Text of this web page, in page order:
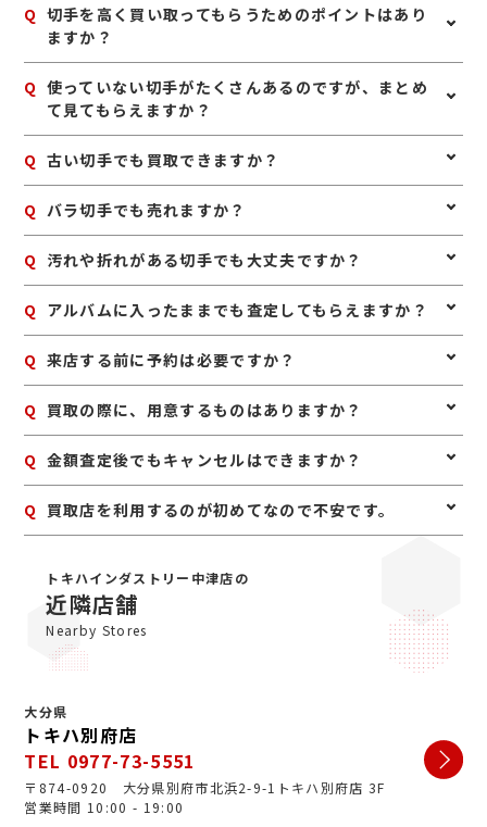
A JR日豊本線東中津駅から車で約6分でトキハインダスト
リー中津店に到着です。正面入り口から入るとすぐ左手
側の区画にあり、隣は美容室のIWASAKIさんです。バス
車ください。徒歩3分で店舗に着きます。 当店は金・プ
ラチナ製品やダイヤモンド等のジュエリーの他、ブラン
せ。
Q 切手を高く買い取ってもらうためのポイントはあり
ますか？
A 切手は、できるだけきれいな状態で保管されていること
が大切です。シートのまま残っているものは評価しやす
い場合があり、バラ切手もまとめてお持ちいただくこと
無理に外さず、そのままお持ち込みいただくのがおすす
めです。
Q 使っていない切手がたくさんあるのですが、まとめ
て見てもらえますか？
A はい、まとめて査定可能です。シート切手はもちろん、
Q 古い切手でも買取できますか？
A はい、古い切手でも査定できる場合があります。普通切
Q バラ切手でも売れますか？
A はい、バラ切手も買取対象です。シートのほうが評価し
Q 汚れや折れがある切手でも大丈夫ですか？
A 状態によっては査定額に影響しますが、まずは拝見いた
Q アルバムに入ったままでも査定してもらえますか？
A はい、そのままで問題ありません。無理に整理したり取
Q 来店する前に予約は必要ですか？
A 予約は必要ありませんのでいつでもお越しいただけます
すとスムーズにご案内できます。
Q 買取の際に、用意するものはありますか？
A はい。身分証明書(運転免許証、マイナンバーカード、
Q 金額査定後でもキャンセルはできますか？
A お値段にご満足いただけない場合は、もちろんキャンセ
Q 買取店を利用するのが初めてなので不安です。
がとうございます。ジュエルカフェは女性スタッフが中
心で、丁寧な接客・明るいお店・手数料完全無料の手軽
さで多くのお客様にご利用いただいています。ぜひ安心
してお越しくださいませ。
トキハインダストリー中津店の
近隣店舗
Nearby Stores
大分県
トキハ別府店
TEL 0977-73-5551
〒874-0920 大分県別府市北浜2-9-1トキハ別府店 3F
営業時間 10:00 - 19:00